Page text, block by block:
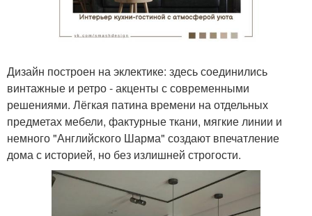
Дизайн построен на эклектике: здесь соединились
винтажные и ретро - акценты с современными
решениями. Лёгкая патина времени на отдельных
предметах мебели, фактурные ткани, мягкие линии и
немного "Английского Шарма" создают впечатление
дома с историей, но без излишней строгости.